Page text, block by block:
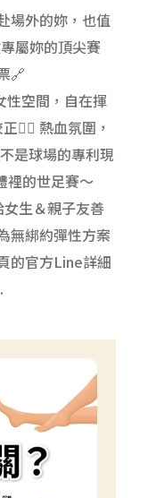
場外的妳，也值
屬妳的頂尖賽
🔗
空間，自在揮
🏃‍♀️ 熱血氛圍，
是球場的專利現
裡的世足賽～
生＆親子友善
無綁約彈性方案
的官方Line詳細